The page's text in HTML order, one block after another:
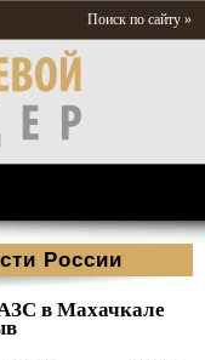
Поиск по сайту »
России
в Махачкале